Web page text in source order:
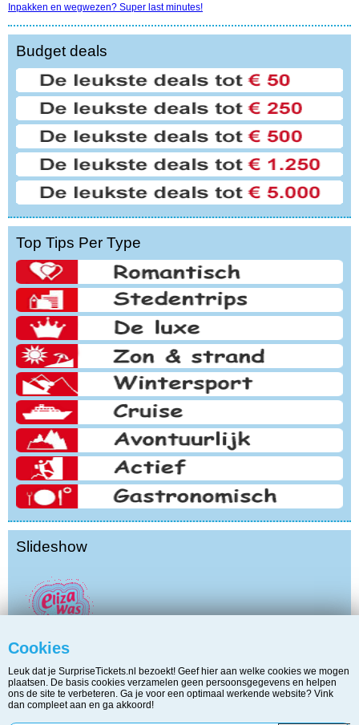
Budget deals
Top Tips Per Type
Inpakken en wegwezen? Super last minutes!
Slideshow
Cookies
Leuk dat je SurpriseTickets.nl bezoekt! Geef hier aan welke cookies we mogen
plaatsen. De basis cookies verzamelen geen persoonsgegevens en helpen
ons de site te verbeteren. Ga je voor een optimaal werkende website? Vink
dan compleet aan en ga akkoord!